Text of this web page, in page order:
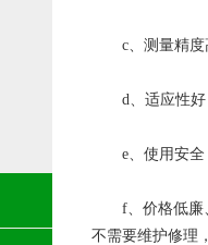
c、测量精度高
d、适应性好
e、使用安全：
f、价格低廉、
不需要维护修理